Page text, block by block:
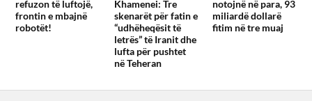
refuzon të luftojë,
frontin e mbajnë
robotët!
Khamenei: Tre
skenarët për fatin e
“udhëheqësit të
letrës” të Iranit dhe
lufta për pushtet
në Teheran
notojnë në para, 93
miliardë dollarë
fitim në tre muaj